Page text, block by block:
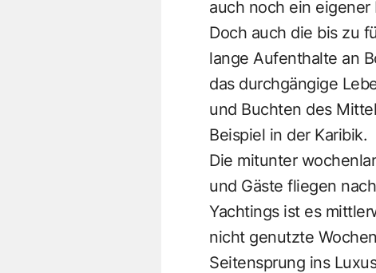
auch noch ein
Doch auch die bis zu
lange Aufenthalte an
das durchgängige
und Buchten des
Beispiel in der Karibik.
Die mitunter
und Gäste fliegen
Yachtings ist es
nicht genutzte
Seitensprung ins